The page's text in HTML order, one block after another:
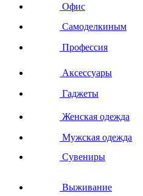
Офис
Самоделкиным
Профессия
Аксессуары
Гаджеты
Женская одежда
Мужская одежда
Сувениры
Выживание